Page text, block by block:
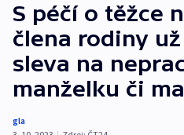
S péčí o těžce
člena rodiny
sleva na
manželku či
gla